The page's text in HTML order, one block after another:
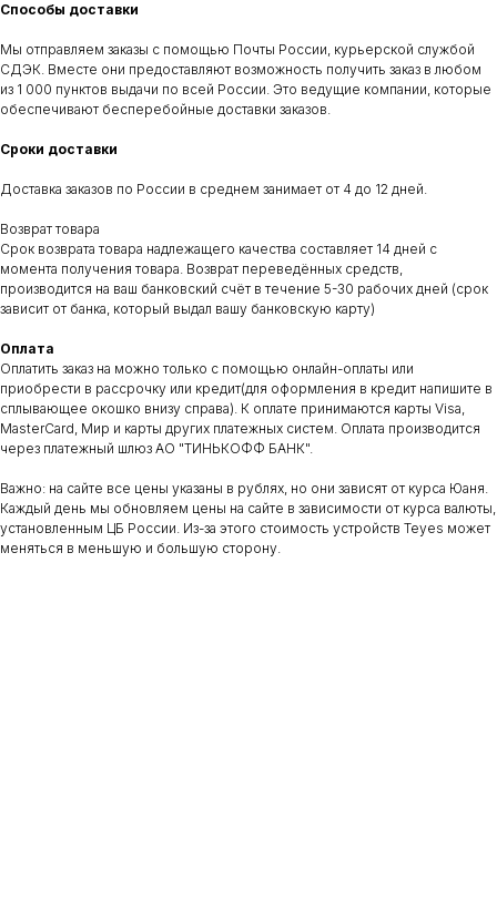
Способы доставки
Мы отправляем заказы с помощью Почты России, курьерской службой
СДЭК. Вместе они предоставляют возможность получить заказ в любом
из 1 000 пунктов выдачи по всей России. Это ведущие компании, которые
обеспечивают бесперебойные доставки заказов.
Сроки доставки
Доставка заказов по России в среднем занимает от 4 до 12 дней.
Возврат товара
Срок возврата товара надлежащего качества составляет 14 дней с
момента получения товара. Возврат переведённых средств,
производится на ваш банковский счёт в течение 5-30 рабочих дней (срок
зависит от банка, который выдал вашу банковскую карту)
Оплата
Оплатить заказ на можно только с помощью онлайн-оплаты или
приобрести в рассрочку или кредит(для оформления в кредит напишите в
сплывающее окошко внизу справа). К оплате принимаются карты Visa,
MasterCard, Мир и карты других платежных систем. Оплата производится
через платежный шлюз АО "ТИНЬКОФФ БАНК".
Важно: на сайте все цены указаны в рублях, но они зависят от курса Юаня.
Каждый день мы обновляем цены на сайте в зависимости от курса валюты,
установленным ЦБ России. Из-за этого стоимость устройств Teyes может
меняться в меньшую и большую сторону.
Установка
Услуги Отзывы Контакты
Политика конфиденциальности
Сайт находится в разработке.
Договор оферты
Сухарная 35 корпус 13, 1 этаж,
помещение 110
сб-вс: выходной
teyes.sibir@gmail.com
+7‒995‒437‒92‒66
Каталог
ВРЕМЯ РАБОТЫ